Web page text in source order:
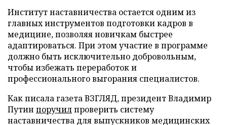
Институт наставничества остается одним из
главных инструментов подготовки кадров в
медицине, позволяя новичкам быстрее
адаптироваться. При этом участие в программе
должно быть исключительно добровольным,
чтобы избежать переработок и
профессионального выгорания специалистов.
Как писала газета ВЗГЛЯД, президент Владимир
Путин поручилпроверить систему
наставничества для выпускников медицинских